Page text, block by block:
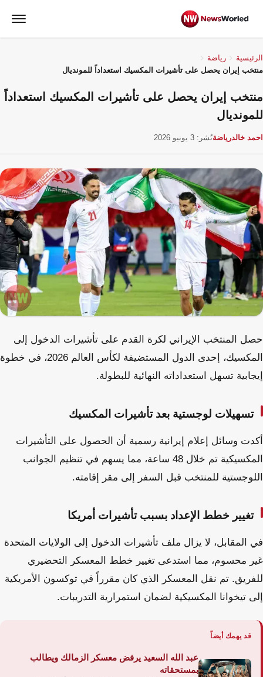
الرئيسية
رياضة
منتخب إيران يحصل على تأشيرات المكسيك استعداداً للمونديال
منتخب إيران يحصل على تأشيرات المكسيك استعداداً
للمونديال
احمد خالدرياضةنُشر: 3 يونيو 2026
حصل المنتخب الإيراني لكرة القدم على تأشيرات الدخول إلى
المكسيك، إحدى الدول المستضيفة لكأس العالم 2026، في خطوة
إيجابية تسهل استعداداته النهائية للبطولة.
تسهيلات لوجستية بعد تأشيرات المكسيك
أكدت وسائل إعلام إيرانية رسمية أن الحصول على التأشيرات
المكسيكية تم خلال 48 ساعة، مما يسهم في تنظيم الجوانب
اللوجستية للمنتخب قبل السفر إلى مقر إقامته.
تغيير خطط الإعداد بسبب تأشيرات أمريكا
في المقابل، لا يزال ملف تأشيرات الدخول إلى الولايات المتحدة
غير محسوم، مما استدعى تغيير خطط المعسكر التحضيري
للفريق. تم نقل المعسكر الذي كان مقرراً في توكسون الأمريكية
إلى تيخوانا المكسيكية لضمان استمرارية التدريبات.
قد يهمك أيضاً
عبد الله السعيد يرفض معسكر الزمالك ويطالب
بمستحقاته